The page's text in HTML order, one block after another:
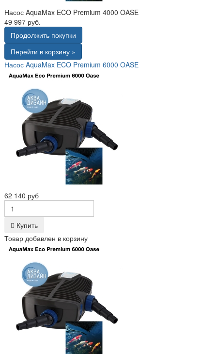
Насос AquaMax ECO Premium 4000 OASE
49 997 руб.
Продолжить покупки
Перейти в корзину »
Насос AquaMax ECO Premium 6000 OASE
62 140 руб
Купить
Товар добавлен в корзину